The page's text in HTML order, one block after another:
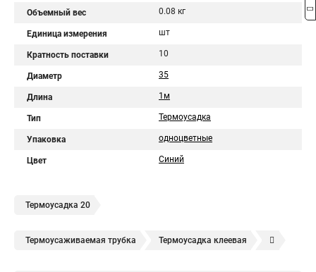
Объемный вес 0.08 кг
Единица измерения шт
Кратность поставки 10
Диаметр 35
Длина 1м
Тип Термоусадка
Упаковка одноцветные
Цвет Синий
Термоусадка 20
Термоусаживаемая трубка Термоусадка клеевая